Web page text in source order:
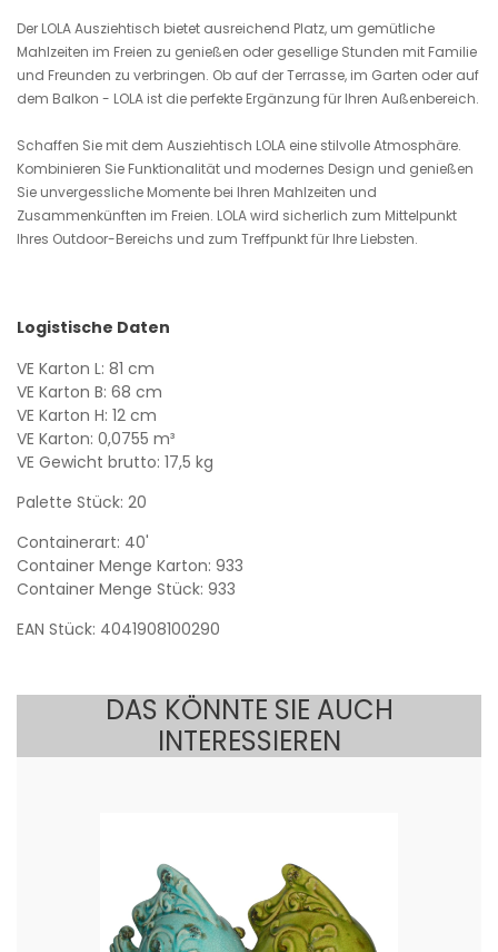
Der LOLA Ausziehtisch bietet ausreichend Platz, um gemütliche
Mahlzeiten im Freien zu genießen oder gesellige Stunden mit Familie
und Freunden zu verbringen. Ob auf der Terrasse, im Garten oder auf
dem Balkon - LOLA ist die perfekte Ergänzung für Ihren Außenbereich.
Schaffen Sie mit dem Ausziehtisch LOLA eine stilvolle Atmosphäre.
Kombinieren Sie Funktionalität und modernes Design und genießen
Sie unvergessliche Momente bei Ihren Mahlzeiten und
Zusammenkünften im Freien. LOLA wird sicherlich zum Mittelpunkt
Ihres Outdoor-Bereichs und zum Treffpunkt für Ihre Liebsten.
Logistische Daten
VE Karton L: 81 cm
VE Karton B: 68 cm
VE Karton H: 12 cm
VE Karton: 0,0755 m³
VE Gewicht brutto: 17,5 kg
Palette Stück: 20
Containerart: 40'
Container Menge Karton: 933
Container Menge Stück: 933
EAN Stück: 4041908100290
DAS KÖNNTE SIE AUCH
INTERESSIEREN